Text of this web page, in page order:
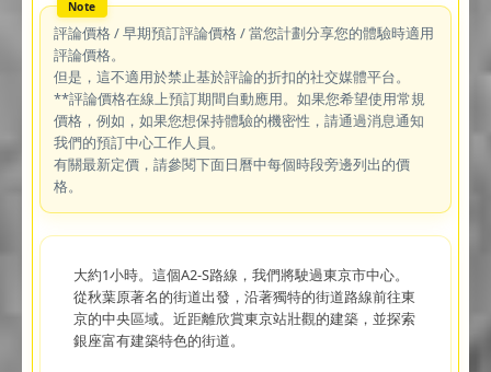
評論價格 / 早期預訂評論價格 / 當您計劃分享您的體驗時適用
評論價格。
但是，這不適用於禁止基於評論的折扣的社交媒體平台。
**評論價格在線上預訂期間自動應用。如果您希望使用常規
價格，例如，如果您想保持體驗的機密性，請通過消息通知
我們的預訂中心工作人員。
有關最新定價，請參閱下面日曆中每個時段旁邊列出的價
格。
大約1小時。這個A2-S路線，我們將駛過東京市中心。
從秋葉原著名的街道出發，沿著獨特的街道路線前往東
京的中央區域。近距離欣賞東京站壯觀的建築，並探索
銀座富有建築特色的街道。